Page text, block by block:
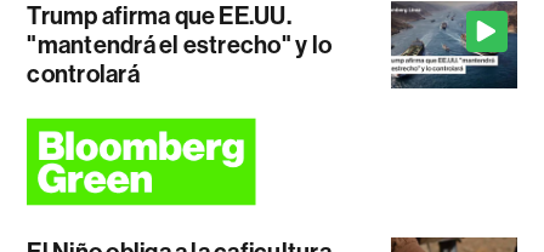
Trump afirma que EE.UU.
"mantendrá el estrecho" y lo
controlará